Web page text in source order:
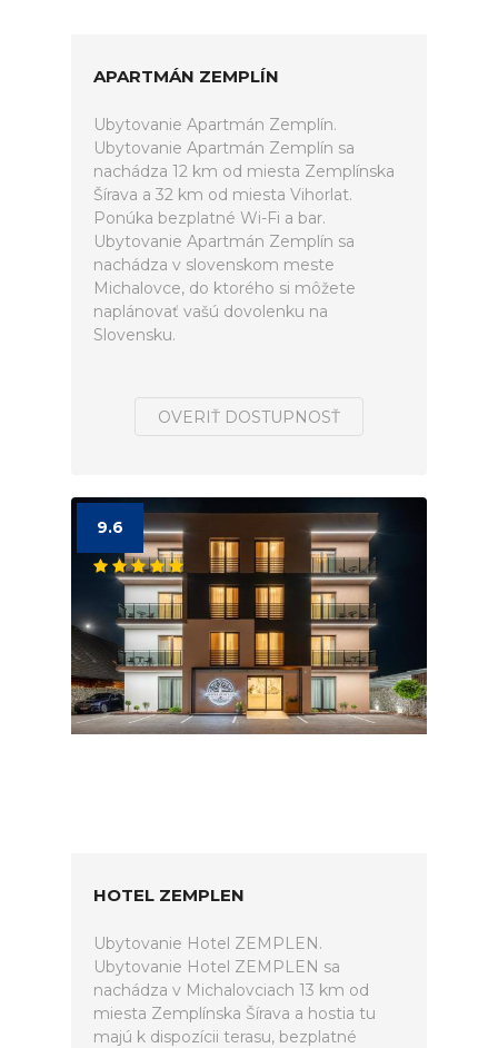
APARTMÁN ZEMPLÍN
Ubytovanie Apartmán Zemplín.
Ubytovanie Apartmán Zemplín sa
nachádza 12 km od miesta Zemplínska
Šírava a 32 km od miesta Vihorlat.
Ponúka bezplatné Wi-Fi a bar.
Ubytovanie Apartmán Zemplín sa
nachádza v slovenskom meste
Michalovce, do ktorého si môžete
naplánovať vašú dovolenku na
Slovensku.
OVERIŤ DOSTUPNOSŤ
9.6
HOTEL ZEMPLEN
Ubytovanie Hotel ZEMPLEN.
Ubytovanie Hotel ZEMPLEN sa
nachádza v Michalovciach 13 km od
miesta Zemplínska Šírava a hostia tu
majú k dispozícii terasu, bezplatné